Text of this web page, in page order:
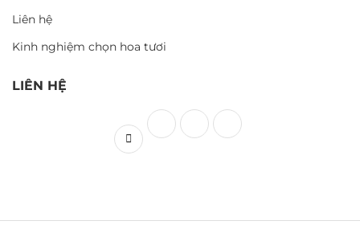
Liên hệ
Kinh nghiệm chọn hoa tươi
LIÊN HỆ